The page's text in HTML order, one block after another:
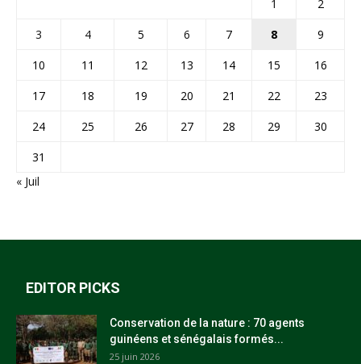
1
2
3
4 5 6 7 8
9
10
11 12 13 14 15
16
17
18 19 20 21 22
23
24
25 26 27 28 29
30
31
« Juil
EDITOR PICKS
Conservation de la nature : 70 agents
guinéens et sénégalais formés...
25 juin 2026